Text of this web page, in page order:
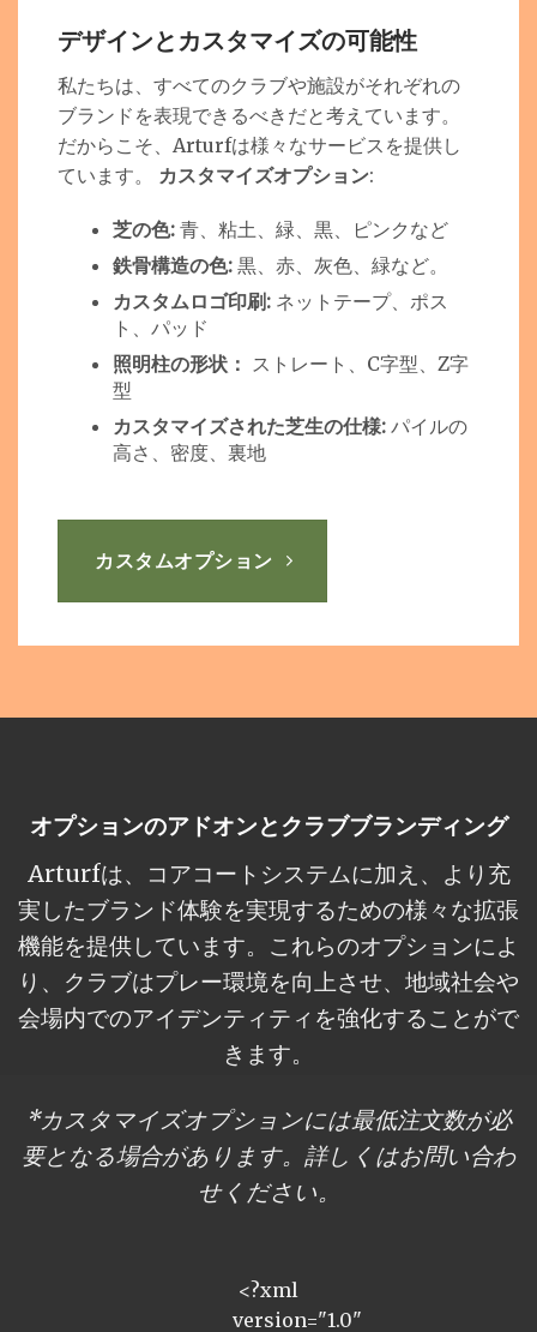
デザインとカスタマイズの可能性
私たちは、すべてのクラブや施設がそれぞれの
ブランドを表現できるべきだと考えています。
だからこそ、Arturfは様々なサービスを提供し
ています。 カスタマイズオプション:
芝の色: 青、粘土、緑、黒、ピンクなど
鉄骨構造の色: 黒、赤、灰色、緑など。
カスタムロゴ印刷: ネットテープ、ポス
ト、パッド
照明柱の形状： ストレート、C字型、Z字
型
カスタマイズされた芝生の仕様: パイルの
高さ、密度、裏地
カスタムオプション
オプションのアドオンとクラブブランディング
Arturfは、コアコートシステムに加え、より充
実したブランド体験を実現するための様々な拡張
機能を提供しています。これらのオプションによ
り、クラブはプレー環境を向上させ、地域社会や
会場内でのアイデンティティを強化することがで
きます。
*カスタマイズオプションには最低注文数が必
要となる場合があります。詳しくはお問い合わ
せください。
<?xml
version="1.0"